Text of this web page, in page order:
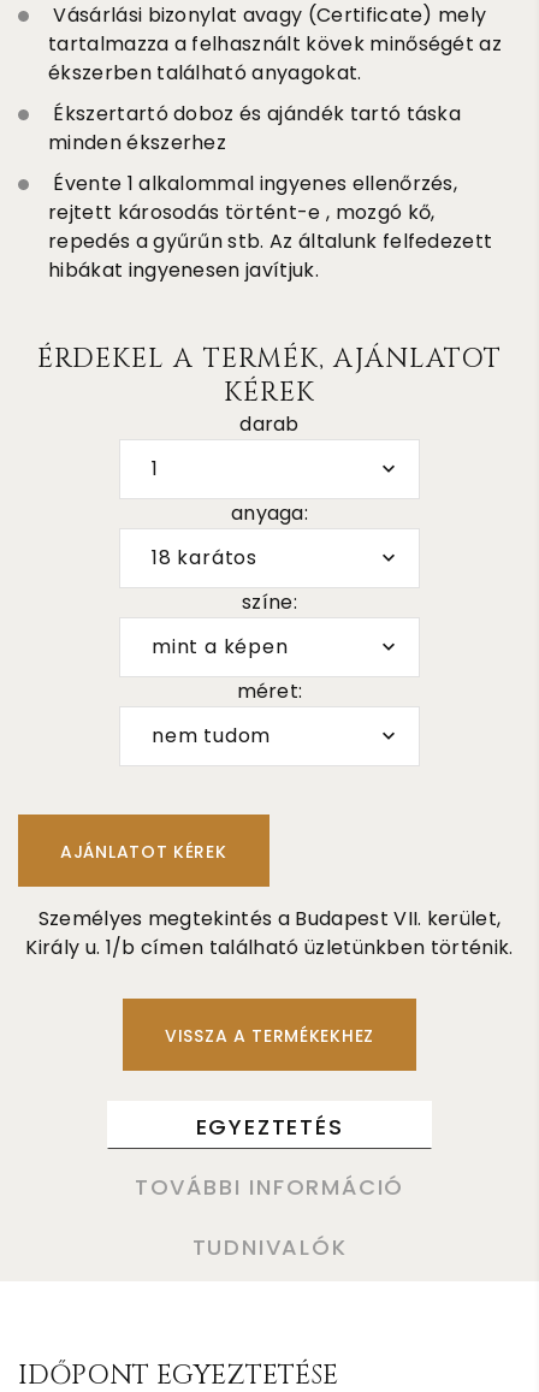
Vásárlási bizonylat avagy (Certificate) mely
tartalmazza a felhasznált kövek minőségét az
ékszerben található anyagokat.
Ékszertartó doboz és ajándék tartó táska
minden ékszerhez
Évente 1 alkalommal ingyenes ellenőrzés,
rejtett károsodás történt-e , mozgó kő,
repedés a gyűrűn stb. Az általunk felfedezett
hibákat ingyenesen javítjuk.
ÉRDEKEL A TERMÉK, AJÁNLATOT
KÉREK
darab
1
anyaga:
18 karátos
színe:
mint a képen
méret:
nem tudom
Személyes megtekintés a Budapest VII. kerület,
Király u. 1/b címen található üzletünkben történik.
VISSZA A TERMÉKEKHEZ
EGYEZTETÉS
TOVÁBBI INFORMÁCIÓ
TUDNIVALÓK
IDŐPONT EGYEZTETÉSE